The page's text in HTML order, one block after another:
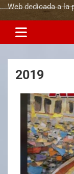
Web dedicada a la
2019